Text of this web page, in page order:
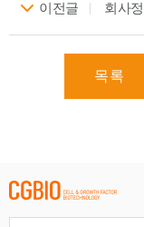
이전글
목록